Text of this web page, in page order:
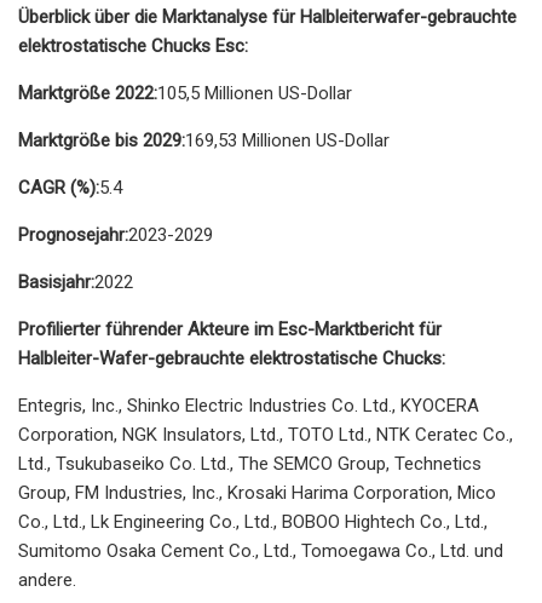
Überblick über die Marktanalyse für Halbleiterwafer-gebrauchte
elektrostatische Chucks Esc:
Marktgröße 2022:105,5 Millionen US-Dollar
Marktgröße bis 2029:169,53 Millionen US-Dollar
CAGR (%):5.4
Prognosejahr:2023-2029
Basisjahr:2022
Profilierter führender Akteure im Esc-Marktbericht für
Halbleiter-Wafer-gebrauchte elektrostatische Chucks:
Entegris, Inc., Shinko Electric Industries Co. Ltd., KYOCERA
Corporation, NGK Insulators, Ltd., TOTO Ltd., NTK Ceratec Co.,
Ltd., Tsukubaseiko Co. Ltd., The SEMCO Group, Technetics
Group, FM Industries, Inc., Krosaki Harima Corporation, Mico
Co., Ltd., Lk Engineering Co., Ltd., BOBOO Hightech Co., Ltd.,
Sumitomo Osaka Cement Co., Ltd., Tomoegawa Co., Ltd. und
andere.